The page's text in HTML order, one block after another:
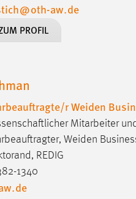
@oth-aw.de
PROFIL
r Weiden
Mitarbeiter
Weiden
REDIG
1340
.de